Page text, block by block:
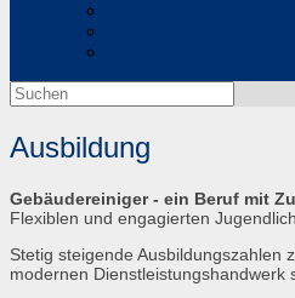
Suchen
nach:
Ausbildung
Gebäudereiniger - ein Beruf mit
Flexiblen und engagierten
Stetig steigende Ausbildungszahlen
modernen Dienstleistungshandwerk